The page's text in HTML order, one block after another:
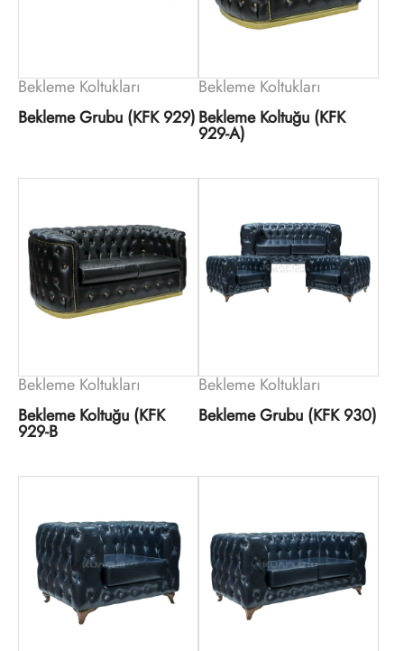
Bekleme Koltukları
Bekleme Grubu (KFK 929)
Bekleme Koltukları
Bekleme Koltuğu (KFK
929-A)
Bekleme Koltukları
Bekleme Koltuğu (KFK
929-B
Bekleme Koltukları
Bekleme Grubu (KFK 930)